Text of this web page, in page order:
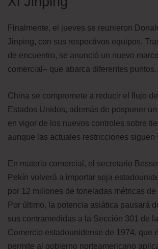
Finalmente, el jueves se reunieron
Jinping, con sus respectivos equipos.
de encuentro, se anunció un nuevo
comercial– que abarca diferentes puntos.
China se compromete a reducir el flujo
Estados Unidos, además de posponer
en vigor de los nuevos controles sobre
aunque las actuales restricciones siguen
En materia comercial, el secretario
Pekín volverá a importar soja
por 12 millones de toneladas métricas de
Por último, la potencia asiática pausará
sus contramedidas a la Sección 301 de
Comercio estadounidense de 1974, que
permite al gobierno norteamericano